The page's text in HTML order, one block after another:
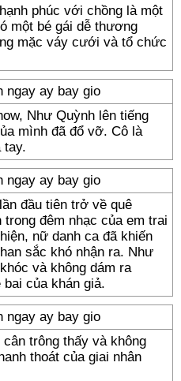
phúc với chồng là một
một bé gái dễ thương
mặc váy cưới và tổ chức
Như Quỳnh lên tiếng
mình đã đổ vỡ. Cô là
tay.
đầu tiên trở về quê
đêm nhạc của em trai
nữ danh ca đã khiến
sắc khó nhận ra. Như
và không dám ra
của khán giả.
trông thấy và không
thoát của giai nhân